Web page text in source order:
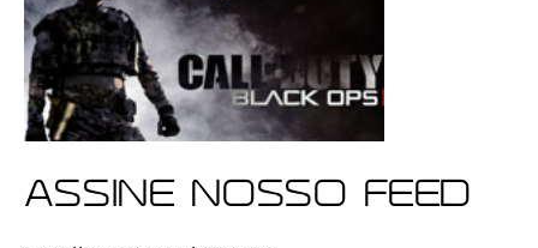
ASSINE NOSSO FEED